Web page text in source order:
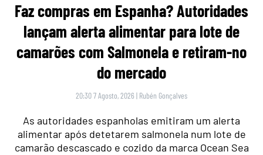
Faz compras em Espanha? Autoridades
lançam alerta alimentar para lote de
camarões com Salmonela e retiram-no
do mercado
20:30 7 Agosto, 2026 | Rubén Gonçalves
As autoridades espanholas emitiram um alerta
alimentar após detetarem salmonela num lote de
camarão descascado e cozido da marca Ocean Sea